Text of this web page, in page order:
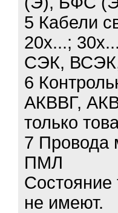
5 Кабели
20х...;
СЭК,
6
АКВВГ,
только
7
ПМЛ
Состояние
не имеют.